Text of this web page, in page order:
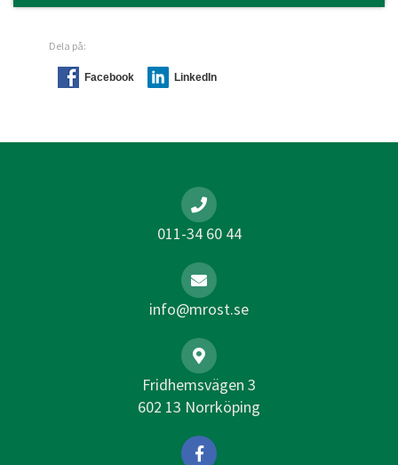
Dela på:
Facebook LinkedIn
011-34 60 44
info@mrost.se
Fridhemsvägen 3
602 13 Norrköping